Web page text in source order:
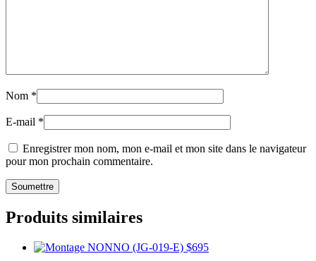
Nom *
E-mail *
Enregistrer mon nom, mon e-mail et mon site dans le navigateur
pour mon prochain commentaire.
Produits similaires